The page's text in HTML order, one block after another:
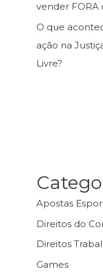
vender FORA
O que
ação na
Livre?
Apostas
Direitos do
Direitos
Games